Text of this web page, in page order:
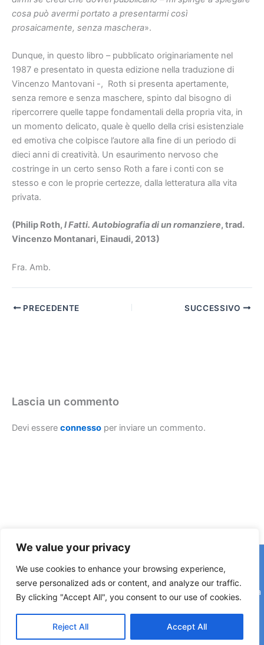
We value your privacy
We use cookies to enhance your browsing experience,
serve personalized ads or content, and analyze our traffic.
By clicking "Accept All", you consent to our use of cookies.
Reject All Accept All
cosa può avermi portato a presentarmi così
prosaicamente, senza maschera».
Dunque, in questo libro – pubblicato originariamente nel
1987 e presentato in questa edizione nella traduzione di
Vincenzo Mantovani -, Roth si presenta apertamente,
senza remore e senza maschere, spinto dal bisogno di
ripercorrere quelle tappe fondamentali della propria vita, in
un momento delicato, quale è quello della crisi esistenziale
ed emotiva che colpisce l’autore alla fine di un periodo di
dieci anni di creatività. Un esaurimento nervoso che
costringe in un certo senso Roth a fare i conti con se
stesso e con le proprie certezze, dalla letteratura alla vita
privata.
(Philip Roth, I Fatti. Autobiografia di un romanziere, trad.
Vincenzo Montanari, Einaudi, 2013)
Fra. Amb.
PRECEDENTE SUCCESSIVO
Lascia un commento
Devi essere connesso per inviare un commento.
Copyright © 2026 © F2 Radio Lab - Università degli Studi di
Napoli Federico II è una testata registrata presso il Tribunale di
Napoli. Aut. n.58 30-06-2006 Licenza SIAE n. 508/I/639 Società